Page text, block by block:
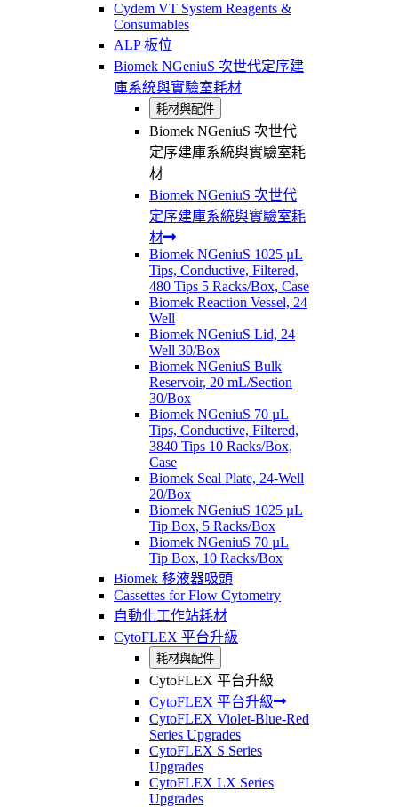
Cydem VT System Reagents &
Consumables
ALP 板位
Biomek NGeniuS 次世代定序建
庫系統與實驗室耗材
耗材與配件
Biomek NGeniuS 次世代
定序建庫系統與實驗室耗
材
Biomek NGeniuS 次世代
定序建庫系統與實驗室耗
材
Biomek NGeniuS 1025 µL
Tips, Conductive, Filtered,
480 Tips 5 Racks/Box, Case
Biomek Reaction Vessel, 24
Well
Biomek NGeniuS Lid, 24
Well 30/Box
Biomek NGeniuS Bulk
Reservoir, 20 mL/Section
30/Box
Biomek NGeniuS 70 µL
Tips, Conductive, Filtered,
3840 Tips 10 Racks/Box,
Case
Biomek Seal Plate, 24-Well
20/Box
Biomek NGeniuS 1025 µL
Tip Box, 5 Racks/Box
Biomek NGeniuS 70 µL
Tip Box, 10 Racks/Box
Biomek 移液器吸頭
Cassettes for Flow Cytometry
自動化工作站耗材
CytoFLEX 平台升級
耗材與配件
CytoFLEX 平台升級
CytoFLEX 平台升級
CytoFLEX Violet-Blue-Red
Series Upgrades
CytoFLEX S Series
Upgrades
CytoFLEX LX Series
Upgrades